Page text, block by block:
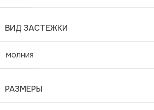
ВИД ЗАСТЕЖКИ
молния
РАЗМЕРЫ